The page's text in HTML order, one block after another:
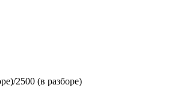
2500 (в разборе)